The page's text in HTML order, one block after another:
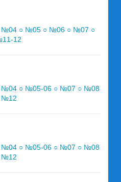
№04 ○ №05 ○ №06 ○ №07 ○
12
№04 ○ №05-06 ○ №07 ○ №08
№12
№04 ○ №05-06 ○ №07 ○ №08
№12